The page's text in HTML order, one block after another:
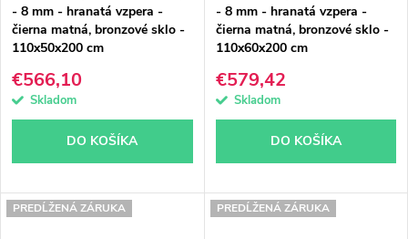
- 8 mm - hranatá vzpera -
čierna matná, bronzové sklo -
110x50x200 cm
€566,10
Skladom
DO KOŠÍKA
- 8 mm - hranatá vzpera -
čierna matná, bronzové sklo -
110x60x200 cm
€579,42
Skladom
DO KOŠÍKA
PREDĹŽENÁ ZÁRUKA PREDĹŽENÁ ZÁRUKA